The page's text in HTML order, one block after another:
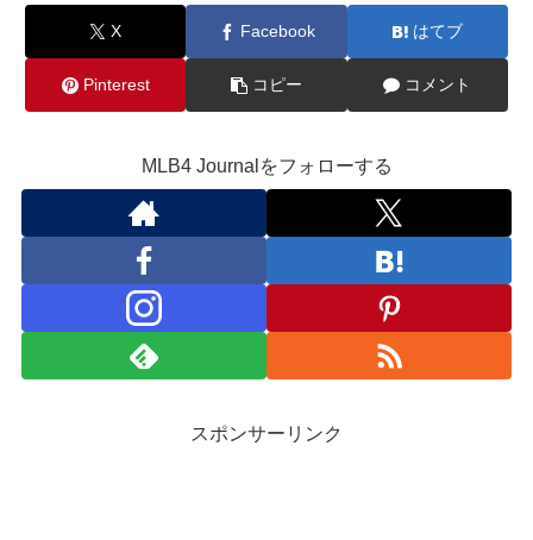
X Facebook はてブ
Pinterest コピー コメント
MLB4 Journalをフォローする
スポンサーリンク